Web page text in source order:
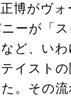
博がヴ
ーが「
ど、い
イスト
。その